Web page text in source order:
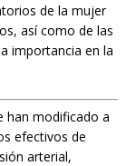
de la mujer
así como de las
importancia en la
han modificado a
efectivos de
arterial,